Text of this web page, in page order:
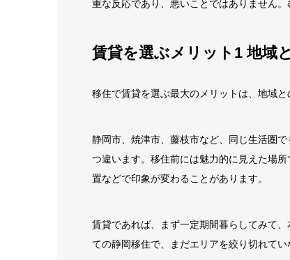
重な反応であり、悪いことではありません
賃貸を選ぶメリット1 地域
移住で賃貸を選ぶ最大のメリットは、地域と
静岡市、焼津市、藤枝市など、同じ生活圏
つ違います。移住前には魅力的に見えた場
置などで印象が変わることがあります。
賃貸であれば、まず一定期間暮らしてみて
ての静岡移住で、まだエリアを絞り切れて